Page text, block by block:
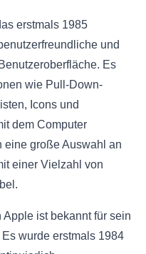
erstmals 1985
und
Es
wie Pull-Down-
Icons und
dem Computer
eine große Auswahl an
einer Vielzahl von
ist bekannt für sein
wurde erstmals 1984